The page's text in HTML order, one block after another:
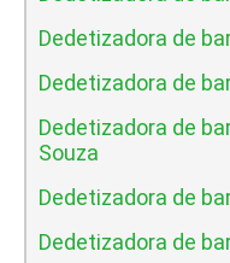
Dedetizadora de
Dedetizadora de
Dedetizadora de
Souza
Dedetizadora de
Dedetizadora de